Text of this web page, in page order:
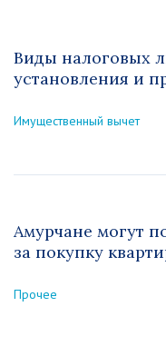
Виды налоговых
установления и
Имущественный вычет
Амурчане могут
за покупку
Прочее